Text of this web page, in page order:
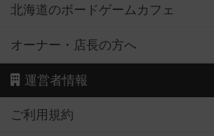
北海道のボードゲームカフェ
オーナー・店長の方へ
運営者情報
ご利用規約